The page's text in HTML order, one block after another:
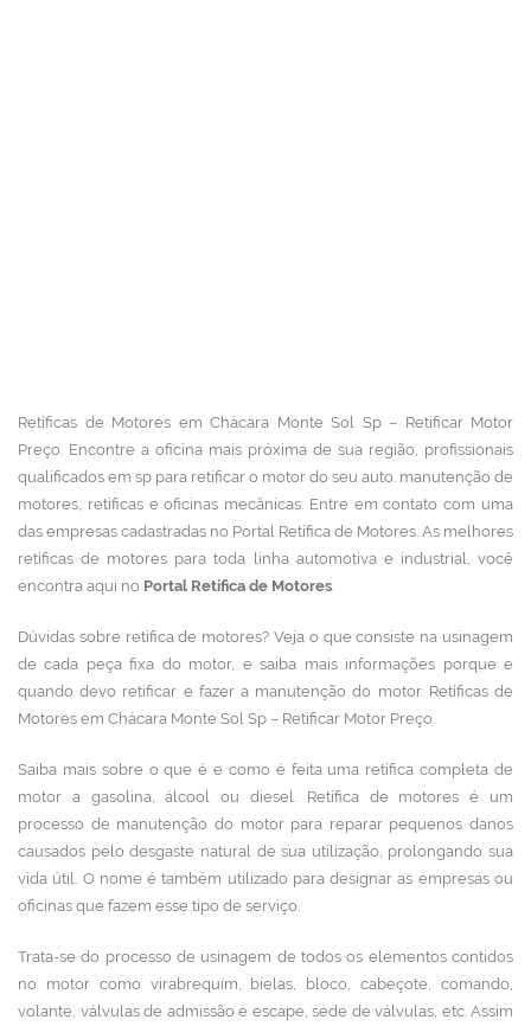
Retíficas de Motores em Chácara Monte Sol Sp – Retificar Motor
Preço. Encontre a oficina mais próxima de sua região, profissionais
qualificados em sp para retificar o motor do seu auto. manutenção de
motores, retíficas e oficinas mecânicas. Entre em contato com uma
das empresas cadastradas no Portal Retífica de Motores. As melhores
retíficas de motores para toda linha automotiva e industrial, você
encontra aqui no Portal Retífica de Motores.
Dúvidas sobre retífica de motores? Veja o que consiste na usinagem
de cada peça fixa do motor, e saiba mais informações porque e
quando devo retificar e fazer a manutenção do motor. Retíficas de
Motores em Chácara Monte Sol Sp – Retificar Motor Preço.
Saiba mais sobre o que é e como é feita uma retífica completa de
motor a gasolina, álcool ou diesel. Retífica de motoresé um
processo de manutenção do motor para reparar pequenos danos
causados pelo desgaste natural de sua utilização, prolongando sua
vida útil. O nome é também utilizado para designar as empresas ou
oficinas que fazem esse tipo de serviço.
Trata-se do processo de usinagem de todos os elementos contidos
no motor como virabrequim, bielas, bloco, cabeçote, comando,
volante, válvulas de admissão e escape, sede de válvulas, etc. Assim